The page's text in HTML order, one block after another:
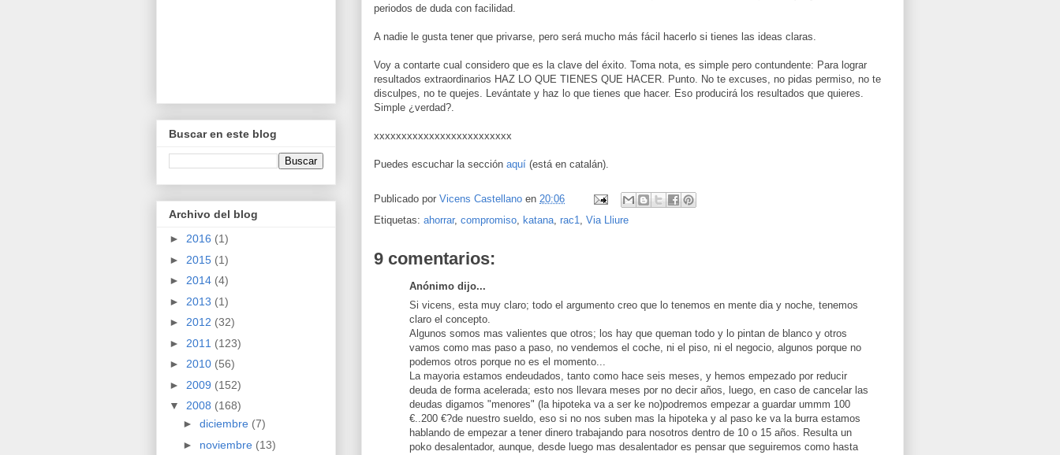
periodos de duda con facilidad.
A nadie le gusta tener que privarse, pero será mucho más fácil hacerlo si tienes las ideas claras.
Voy a contarte cual considero que es la clave del éxito. Toma nota, es simple pero contundente: Para lograr
resultados extraordinarios HAZ LO QUE TIENES QUE HACER. Punto. No te excuses, no pidas permiso, no te
disculpes, no te quejes. Levántate y haz lo que tienes que hacer. Eso producirá los resultados que quieres.
Simple ¿verdad?.
xxxxxxxxxxxxxxxxxxxxxxxxx
Puedes escuchar la sección aquí (está en catalán).
Publicado por Vicens Castellano en 20:06
Etiquetas: ahorrar, compromiso katana rac1 Via Lliure
9 comentarios:
Anónimo dijo...
Si vicens, esta muy claro; todo el argumento creo que lo tenemos en mente dia y noche, tenemos
claro el concepto.
Algunos somos mas valientes que otros; los hay que queman todo y lo pintan de blanco y otros
vamos como mas paso a paso, no vendemos el coche, ni el piso, ni el negocio, algunos porque no
podemos otros porque no es el momento...
La mayoria estamos endeudados, tanto como hace seis meses, y hemos empezado por reducir
deuda de forma acelerada; esto nos llevara meses por no decir años, luego, en caso de cancelar las
deudas digamos "menores" (la hipoteka va a ser ke no)podremos empezar a guardar ummm 100
€..200 €?de nuestro sueldo, eso si no nos suben mas la hipoteka y al paso ke va la burra estamos
hablando de empezar a tener dinero trabajando para nosotros dentro de 10 o 15 años. Resulta un
poko desalentador, aunque, desde luego mas desalentador es pensar que seguiremos como hasta
Buscar en este blog
Archivo del blog
► 2016 (1)
► 2015 (1)
► 2014 (4)
► 2013 (1)
► 2012 (32)
► 2011 (123)
► 2010 (56)
► 2009 (152)
▼ 2008 (168)
► diciembre (7)
► noviembre (13)